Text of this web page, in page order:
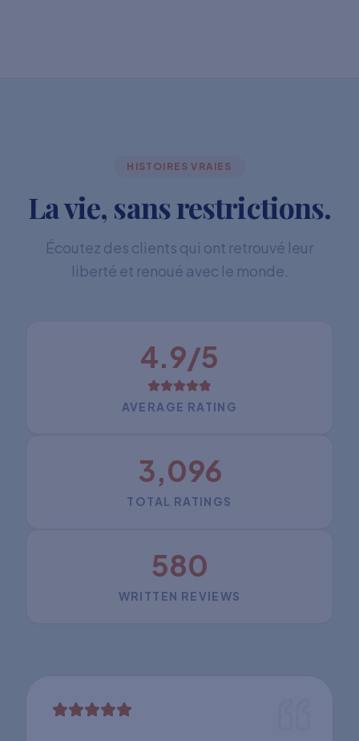
HISTOIRES VRAIES
La vie, sans restrictions.
Écoutez des clients qui ont retrouvé leur
liberté et renoué avec le monde.
4.9/5
AVERAGE RATING
3,096
TOTAL RATINGS
580
WRITTEN REVIEWS